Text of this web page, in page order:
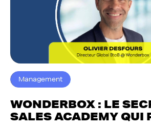
Management
WONDERBOX : LE
SALES ACADEMY QUI